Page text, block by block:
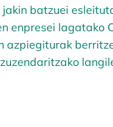
batzuei
enpresei lagatako
azpiegiturak